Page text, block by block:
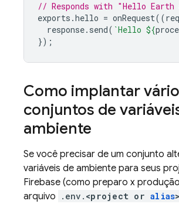
// Responds with "Hello Earth
exports .hello = onRequest((
response. send( `Hello ${
});
Como implantar
conjuntos de
ambiente
Se você precisar de um conjunto
variáveis de ambiente para seus
Firebase (como preparo x
arquivo
.env. <project or alias>